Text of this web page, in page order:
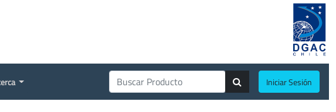
Iniciar Sesión